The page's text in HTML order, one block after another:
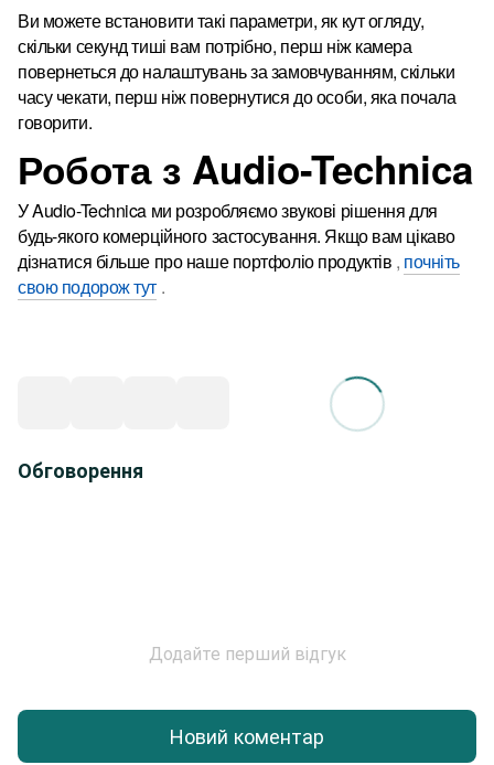
Ви можете встановити такі параметри, як кут огляду,
скільки секунд тиші вам потрібно, перш ніж камера
повернеться до налаштувань за замовчуванням, скільки
часу чекати, перш ніж повернутися до особи, яка почала
говорити.
Робота з Audio-Technica
У Audio-Technica ми розробляємо звукові рішення для
будь-якого комерційного застосування. Якщо вам цікаво
дізнатися більше про наше портфоліо продуктів , почніть
свою подорож тут .
Обговорення
Додайте перший відгук
Новий коментар